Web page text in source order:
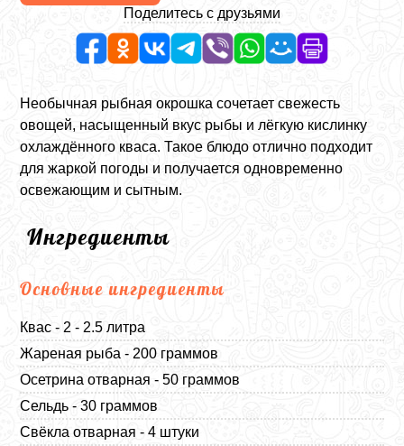
Поделитесь с друзьями
Необычная рыбная окрошка сочетает свежесть
овощей, насыщенный вкус рыбы и лёгкую кислинку
охлаждённого кваса. Такое блюдо отлично подходит
для жаркой погоды и получается одновременно
освежающим и сытным.
Ингредиенты
Основные ингредиенты
Квас - 2 - 2.5 литра
Жареная рыба - 200 граммов
Осетрина отварная - 50 граммов
Сельдь - 30 граммов
Свёкла отварная - 4 штуки